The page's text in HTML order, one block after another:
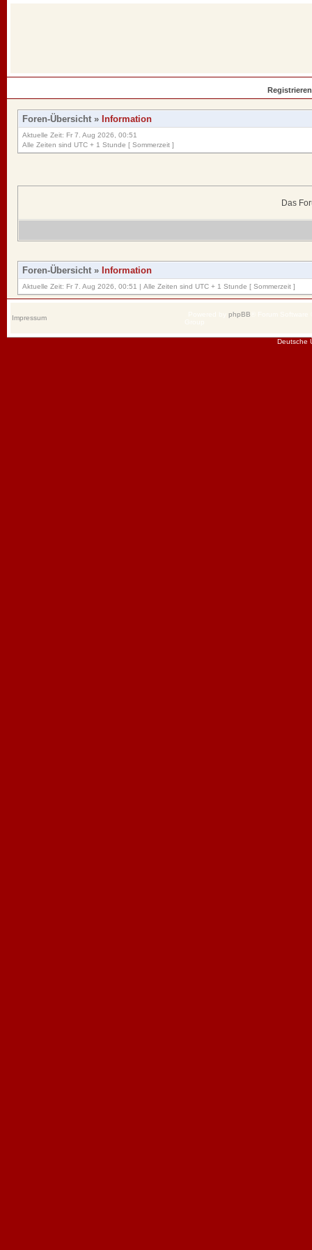
Registrieren
Foren-Übersicht » Information
Aktuelle Zeit: Fr 7. Aug 2026, 00:51
Alle Zeiten sind UTC + 1 Stunde [ Sommerzeit ]
Das
Foren-Übersicht » Information
Aktuelle Zeit: Fr 7. Aug 2026, 00:51 | Alle Zeiten sind UTC + 1 Stunde [ Sommerzeit ]
Impressum phpBB
Deutsche